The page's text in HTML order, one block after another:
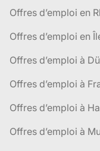
Offres d’emploi en
Offres d’emploi en
Offres d’emploi à
Offres d’emploi à
Offres d’emploi à
Offres d’emploi à